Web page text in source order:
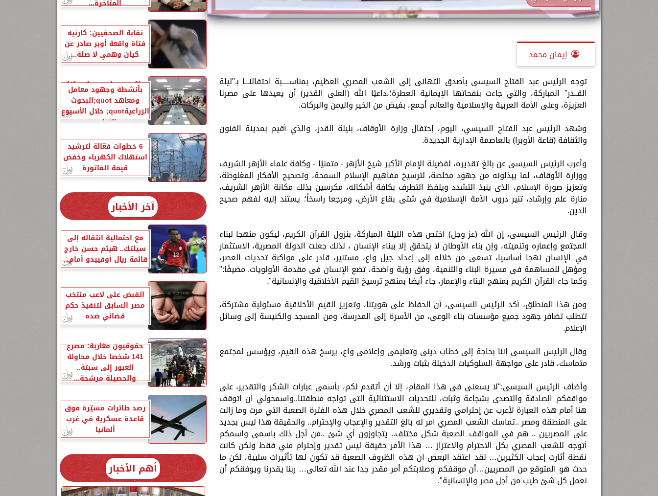
إيمان محمد
توجه الرئيس عبد الفتاح السيسى بأصدق التهانى إلى الشعب المصري العظيم، بمناســـــبة احتفالنـــا بـ"ليلة
القــدر" المباركة، والتي جاءت بنفحاتها الإيمانية العطرة؛،داعيًا الله ﴿العلى القدير﴾ أن يعيدها على مصرنا
العزيزة، وعلى الأمة العربية والإسلامية والعالم أجمع، بفيض من الخير واليمن والبركات.
وشهد الرئيس عبد الفتاح السيسي، اليوم، إحتفال وزارة الأوقاف، بليلة القدر، والذي أقيم بمدينة الفنون
والثقافة (قاعة الأوبرا) بالعاصمة الإدارية الجديدة.
وأعرب الرئيس السيسى عن بالغ تقديره، لفضيلة الإمام الأكبر شيخ الأزهر - متمنيًا - وكافة علماء الأزهر الشريف
ووزارة الأوقاف، لما يبذلونه من جهود مخلصة، لترسيخ مفاهيم الإسلام السمحة، وتصحيح الأفكار المغلوطة،
وتعزيز صورة الإسلام، الذى ينبذ التشدد ويلفظ التطرف بكافة أشكاله، مكرسين بذلك مكانة الأزهر الشريف،
منارة علم وإرشاد، تنير دروب الأمة الإسلامية في شتى بقاع الأرض، ومرجعا راسخاً؛ يستند إليه لفهم صحيح
الدين.
وقال الرئيس السيسى، إن الله ﴿عز وجل﴾ اختص هذه الليلة المباركة، بنزول القرآن الكريم، ليكون منهجا لبناء
المجتمع وإعماره وتنميته، وإن بناء الأوطان لا يتحقق إلا ببناء الإنسان ، لذلك جعلت الدولة المصرية، الاستثمار
في الإنسان نهجا أساسيا، تسعى من خلاله إلى إعداد جيل واع، مستنير، قادر على مواكبة تحديات العصر،
ومؤهل للمساهمة فى مسيرة البناء والتنمية، وفق رؤية واضحة، تضع الإنسان فى مقدمة الأولويات. مضيفًا:"
وكما جاء القرآن الكريم بمنهج البناء والإعمار، جاء أيضا بمنهج ترسيخ القيم الأخلاقية والإنسانية".
ومن هذا المنطلق، أكد الرئيس السيسى، أن الحفاظ على هويتنا، وتعزيز القيم الأخلاقية مسئولية مشتركة،
تتطلب تضافر جهود جميع مؤسسات بناء الوعى، من الأسرة إلى المدرسة، ومن المسجد والكنيسة إلى وسائل
الإعلام.
وقال الرئيس السيسى إننا بحاجة إلى خطاب دينى وتعليمى وإعلامى واع، يرسخ هذه القيم، ويؤسس لمجتمع
متماسك، قادر على مواجهة السلوكيات الدخيلة بثبات ورشد.
وأضاف الرئيس السيسى:"لا يسعنى فى هذا المقام، إلا أن أتقدم لكم، بأسمى عبارات الشكر والتقدير، على
مواقفكم الصادقة والتصدى بشجاعة وثبات، للتحديات الاستثنائية التى تواجه منطقتنا..واسمحولي ان اتوقف
هنا أمام هذه العبارة لأعرب عن إحترامي وتقديري للشعب المصري خلال هذه الفترة الصعبة التي مرت وما زالت
على المنطقة ومصر ..تماسك الشعب المصري امر له بالغ التقدير والإعجاب والإحترام.. والحقيقة هذا ليس بجديد
على المصريين .. هم في المواقف الصعبة شكل مختلف.. يتجاوزون أي شئ ..من أجل ذلك باسمى واسمكم
أتوجه للشعب المصري بكل الاحترام والاعتزاز … هذا الأمر حقيقة ليس تقدير وإحترام مني فقط ولكن كانت
نقطة أثارت إعجاب الكثيرين… لقد اعتقد البعض ان هذه الظروف الصعبة قد تكون لها تأثيرات سلبية، لكن ما
حدث هو المتوقع من المصريين…أن موقفكم وصلابتكم أمر مقدر جدا عند الله تعالى… ربنا يقدرنا ويوفقكم أن
نعمل كل شئ طيب من أجل مصر والإنسانية".
المتأخرة...
نقابة الصحفيين: كارنيه
فتاة واقعة أوبر صادر عن
كيان وهمي لا صلة...
الزراعةquot; تنشر تقريرًا
بأنشطة وجهود معامل
ومعاهد quot;البحوث
الزراعيةquot; خلال الأسبوع
الأول...
6 خطوات فعّالة لترشيد
استهلاك الكهرباء وخفض
قيمة الفاتورة
آخر الأخبار
مع احتمالية انتقاله إلى
سيلتك.. هيثم حسن خارج
قائمة ريال أوفييدو أمام...
القبض على لاعب منتخب
مصر السابق لتنفيذ حكم
قضائي ضده
حقوقيون مغاربة: مصرع
141 شخصا خلال محاولة
العبور إلى سبتة..
والحصيلة مرشحة...
رصد طائرات مسيّرة فوق
قاعدة عسكرية في غرب
ألمانيا
أهم الأخبار